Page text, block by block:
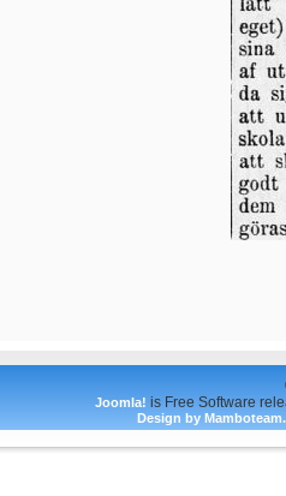
Joomla! is Free Software
Design by